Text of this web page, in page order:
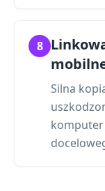
8
Silna